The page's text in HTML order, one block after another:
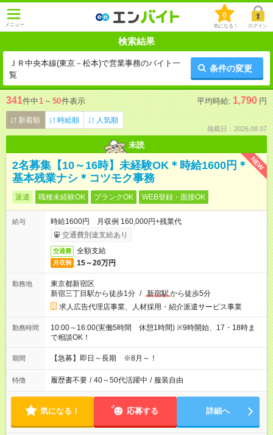
メニュー
0
気になる！ ログイン
検索結果
ＪＲ中央本線(東京－松本)で営業事務のバイト一
覧
条件の変更
341件中1 ～ 50件表示 平均時給: 1,790 円
新着順 時給順 人気順
掲載日：2026.08.07
未読
NEW
2名募集【10～16時】未経験OK＊時給1600円＊
基本残業ナシ＊コツモク事務
派遣 職種未経験OK ブランクOK WEB登録・面接OK
給与
時給1600円 月収例 160,000円+残業代
交通費別途支給あり
交通費 全額支給
月収例 15～20万円
勤務地
東京都新宿区
新宿三丁目駅から徒歩1分 / 新宿駅から徒歩5分
求人広告代理店事業、人材採用・紹介派遣サービス事業
勤務時間
10:00～16:00(実働5時間 休憩1時間) ※9時開始、17・18時ま
で相談OK！
期間 【急募】即日～長期 ※8月～！
特徴 履歴書不要 / 40～50代活躍中 / 服装自由
気になる！ 応募する 詳細へ